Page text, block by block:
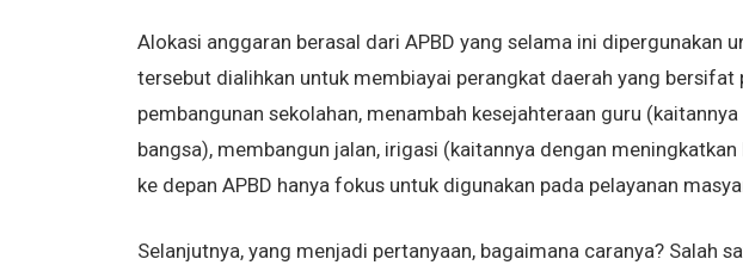
Alokasi anggaran berasal dari APBD yang selama ini dipergunakan
tersebut dialihkan untuk membiayai perangkat daerah yang bersifat
pembangunan sekolahan, menambah kesejahteraan guru
bangsa), membangun jalan, irigasi (kaitannya dengan
ke depan APBD hanya fokus untuk digunakan pada pelayanan
Selanjutnya, yang menjadi pertanyaan, bagaimana caranya? Salah